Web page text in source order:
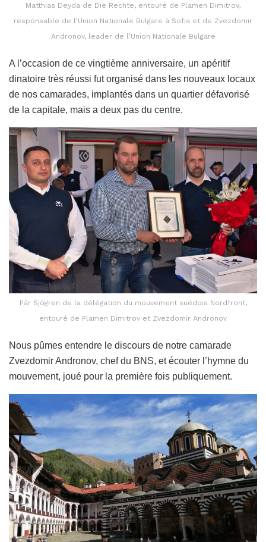
Matthias Deyda de Die Rechte, entouré de Plamen Dimitrov,
responsable de l’Union Nationale Bulgare à Sofia et de Zvezdomir
Andronov, leader de l’Union Nationale Bulgare
A l’occasion de ce vingtième anniversaire, un apéritif
dinatoire très réussi fut organisé dans les nouveaux locaux
de nos camarades, implantés dans un quartier défavorisé
de la capitale, mais a deux pas du centre.
Pär Sjögren de la délégation du mouvement suédois Nordfront,
entouré de Plamen Dimitrov et Zvezdomir Andronov
Nous pûmes entendre le discours de notre camarade
Zvezdomir Andronov, chef du BNS, et écouter l’hymne du
mouvement, joué pour la première fois publiquement.